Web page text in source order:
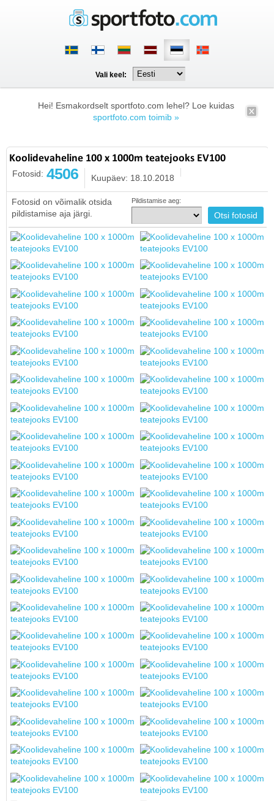
Vali keel:
Hei! Esmakordselt sportfoto.com lehel? Loe kuidas
sportfoto.com toimib »
Koolidevaheline 100 x 1000m teatejooks EV100
Fotosid: 4506 Kuupäev: 18.10.2018
Fotosid on võimalik otsida
pildistamise aja järgi.
Pildistamise aeg: